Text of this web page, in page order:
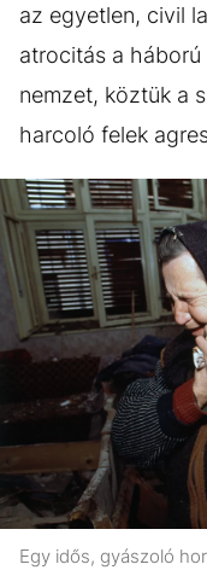
az egyetlen, civil
atrocitás a
nemzet, köztük a
harcoló felek
Egy idős, gyászoló